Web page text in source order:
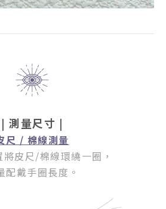
| 測量尺寸 |
尺 / 棉線測量
將皮尺/棉線環繞一圈 ，
配戴手圈長度。